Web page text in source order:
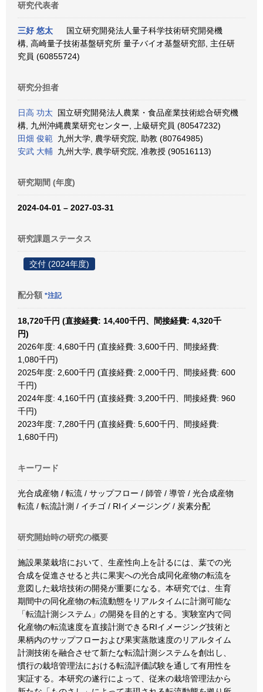
研究代表者
三好 悠太
国立研究開発法人量子科学技術研究開発機
構, 高崎量子技術基盤研究所 量子バイオ基盤研究部, 主任研
究員 (60855724)
研究分担者
日高 功太 国立研究開発法人農業・食品産業技術総合研究機
構, 九州沖縄農業研究センター, 上級研究員 (80547232)
田畑 俊範 九州大学, 農学研究院, 助教 (80764985)
安武 大輔 九州大学, 農学研究院, 准教授 (90516113)
研究期間 (年度)
2024-04-01 – 2027-03-31
研究課題ステータス
交付 (2024年度)
配分額 *注記
18,720千円 (直接経費: 14,400千円、間接経費: 4,320千
円)
2026年度: 4,680千円 (直接経費: 3,600千円、間接経費:
1,080千円)
2025年度: 2,600千円 (直接経費: 2,000千円、間接経費: 600
千円)
2024年度: 4,160千円 (直接経費: 3,200千円、間接経費: 960
千円)
2023年度: 7,280千円 (直接経費: 5,600千円、間接経費:
1,680千円)
キーワード
光合成産物 / 転流 / サップフロー / 師管 / 導管 / 光合成産物
転流 / 転流計測 / イチゴ / RIイメージング / 炭素分配
研究開始時の研究の概要
施設果菜栽培において、生産性向上を計るには、葉での光
合成を促進させると共に果実への光合成同化産物の転流を
意図した栽培技術の開発が重要になる。本研究では、生育
期間中の同化産物の転流動態をリアルタイムに計測可能な
「転流計測システム」の開発を目的とする。実験室内で同
化産物の転流速度を直接計測できるRIイメージング技術と
果柄内のサップフローおよび果実蒸散速度のリアルタイム
計測技術を融合させて新たな転流計測システムを創出し、
慣行の栽培管理法における転流評価試験を通して有用性を
実証する。本研究の遂行によって、従来の栽培管理法から